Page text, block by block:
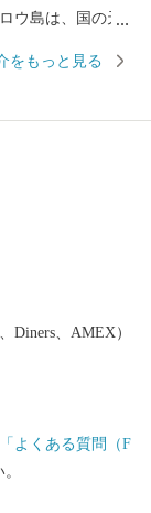
ウ島は、国の天
をもっと見る
Diners、AMEX）
「よくある質問（F